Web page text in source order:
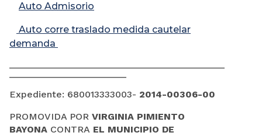
Auto Admisorio
Auto corre traslado medida cautelar
demanda
Expediente: 680013333003- 2014-00306-00
PROMOVIDA POR ​VIRGINIA PIMIENTO
BAYONA CONTRA EL MUNICIPIO DE